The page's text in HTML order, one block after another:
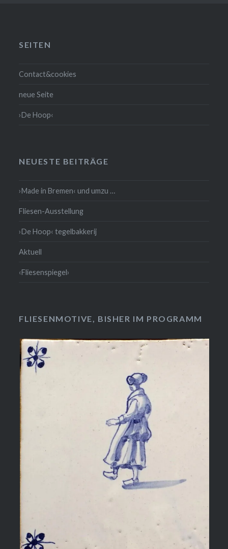
SEITEN
Contact&cookies
neue Seite
›De Hoop‹
NEUESTE BEITRÄGE
›Made in Bremen‹ und umzu …
Fliesen-Ausstellung
›De Hoop‹ tegelbakkerij
Aktuell
‹Fliesenspiegel›
FLIESENMOTIVE, BISHER IM PROGRAMM